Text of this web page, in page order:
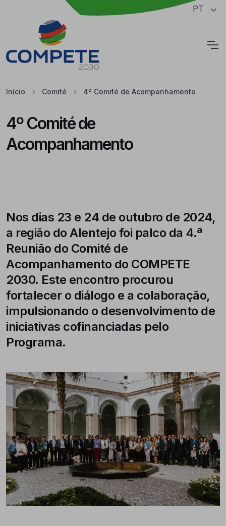
Saltar para o conteúdo principal da página PT
Início Comité 4º Comité de Acompanhamento
4º Comité de
Acompanhamento
Nos dias 23 e 24 de outubro de 2024,
a região do Alentejo foi palco da 4.ª
Reunião do Comité de
Acompanhamento do COMPETE
2030. Este encontro procurou
fortalecer o diálogo e a colaboração,
impulsionando o desenvolvimento de
iniciativas cofinanciadas pelo
Programa.